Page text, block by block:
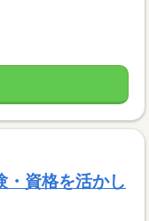
・資格を活かし